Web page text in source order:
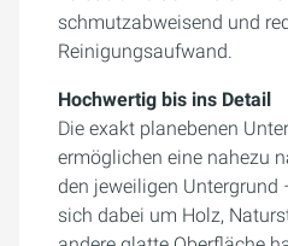
schmutzabweisend und
Reinigungsaufwand.
Hochwertig bis ins Detail
Die exakt planebenen
ermöglichen eine nahezu
den jeweiligen Untergrund
sich dabei um Holz,